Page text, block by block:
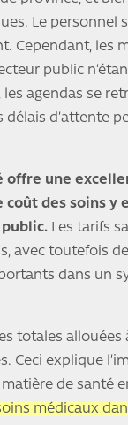
Le personnel
Cependant, les
public
les agendas se
délais d’attente
offre une
coût des soins y
Les tarifs
avec toutefois
dans un
totales allouées
Ceci explique
de santé
médicaux